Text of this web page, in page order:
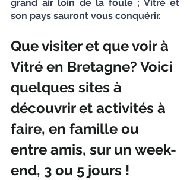
grand air loin de la foule ; Vitré et
son pays sauront vous conquérir.
Que visiter et que voir à
Vitré en Bretagne? Voici
quelques sites à
découvrir et activités à
faire, en famille ou
entre amis, sur un week-
end, 3 ou 5 jours !